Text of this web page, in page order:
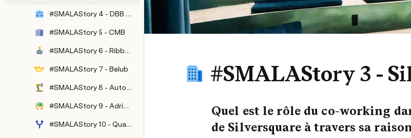
#SMALAStory 4 - DBB Defenso
#SMALAStory 5 - CMB
#SMALAStory 6 - Ribbon Agency
#SMALAStory 7 - Belub
#SMALAStory 8 - Automation & Robotics
#SMALAStory 9 - Adrien Bussière et Olivier Hamant
#SMALAStory 10 - Quand une ambition commune éclaire la transmission
#SMALAStory 3 -
Quel est le rôle du co-working
de Silversquare à travers sa